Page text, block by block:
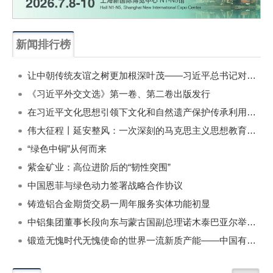
新闻排行榜
让中朝传统友谊之树更加根深叶茂——习近平总书记对朝鲜进行国事访问纪实
《习近平外交文选》第一卷、第二卷出版发行
在习近平文化思想引领下文化和自然遗产保护传承利用工作开创新局面
伟大征程丨延安整风：一次深刻的马克思主义思想教育运动
“绿色中铜”从何而来
紫金矿业：高位进阶后的“韧性突围”
中国恩菲与绿色动力签署战略合作协议
铸造铝合金期货交易一周年服务实体功能初显
中铝集团董事长段向东与蒙古国副总理诺木泰巴亚尔举行会谈
锻造无愧时代无愧使命的世界一流新质产能——中国有色金属工业的战略应对与破局之道（二）